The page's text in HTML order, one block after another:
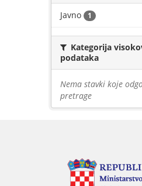
Javno 1
Kategorija
podataka
Nema stavki koje
pretrage